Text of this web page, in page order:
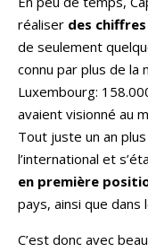
réaliser des
de seulement
connu par plus de la
Luxembourg:
avaient visionné au
Tout juste un an
l’international et
en première
pays, ainsi que dans
C’est donc avec